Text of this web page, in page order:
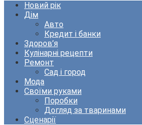
Новий рік
Дім
Авто
Кредит і банки
Здоров’я
Кулінарні рецепти
Ремонт
Сад і город
Мода
Своїми руками
Поробки
Догляд за тваринами
Сценарії